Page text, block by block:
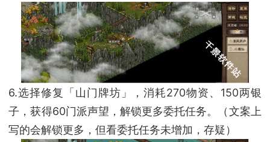
6.选择修复「山门牌坊」，消耗270物资、150两银
子，获得60门派声望，解锁更多委托任务。（文案上
写的会解锁更多，但看委托任务未增加，存疑）